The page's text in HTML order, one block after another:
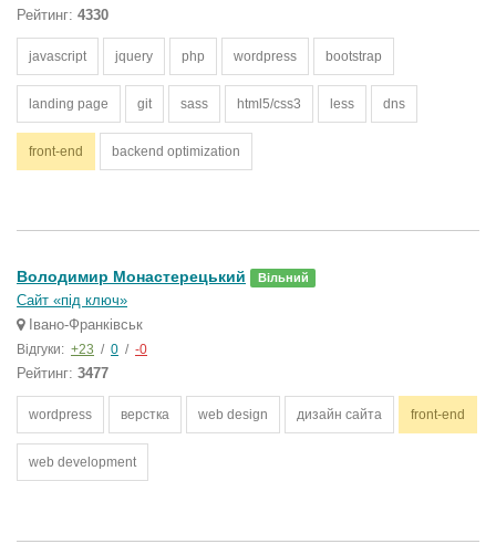
Рейтинг: 4330
javascript jquery php wordpress bootstrap
landing page git sass html5/css3 less dns
front-end backend optimization
Володимир Монастерецький Вільний
Сайт «під ключ»
Івано-Франківськ
Відгуки: +23 / 0 / -0
Рейтинг: 3477
wordpress верстка web design дизайн сайта front-end
web development